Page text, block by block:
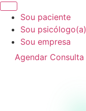
Sou paciente
Sou psicólogo(a)
Sou empresa
Agendar Consulta